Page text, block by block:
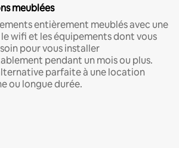
meublées
entièrement meublés avec une
wifi et les équipements dont vous
pour vous installer
pendant un mois ou plus.
parfaite à une location
ou longue durée.